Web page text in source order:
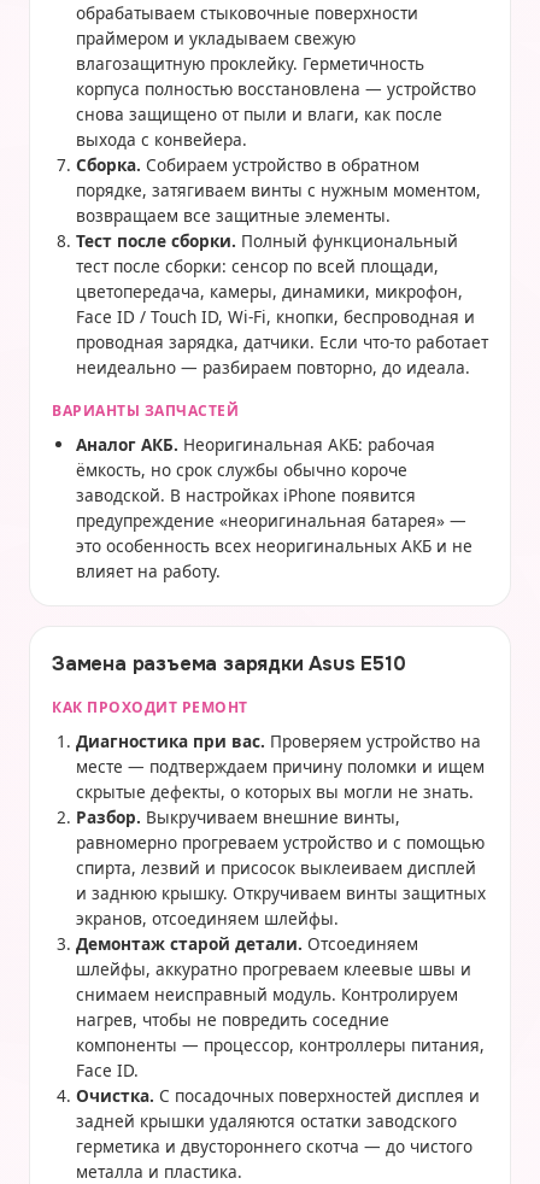
обрабатываем стыковочные поверхности
праймером и укладываем свежую
влагозащитную проклейку. Герметичность
корпуса полностью восстановлена — устройство
снова защищено от пыли и влаги, как после
выхода с конвейера.
Сборка. Собираем устройство в обратном
порядке, затягиваем винты с нужным моментом,
возвращаем все защитные элементы.
Тест после сборки. Полный функциональный
тест после сборки: сенсор по всей площади,
цветопередача, камеры, динамики, микрофон,
Face ID / Touch ID, Wi-Fi, кнопки, беспроводная и
проводная зарядка, датчики. Если что-то работает
неидеально — разбираем повторно, до идеала.
ВАРИАНТЫ ЗАПЧАСТЕЙ
Аналог АКБ. Неоригинальная АКБ: рабочая
ёмкость, но срок службы обычно короче
заводской. В настройках iPhone появится
предупреждение «неоригинальная батарея» —
это особенность всех неоригинальных АКБ и не
влияет на работу.
Замена разъема зарядки Asus E510
КАК ПРОХОДИТ РЕМОНТ
Диагностика при вас. Проверяем устройство на
месте — подтверждаем причину поломки и ищем
скрытые дефекты, о которых вы могли не знать.
Разбор. Выкручиваем внешние винты,
равномерно прогреваем устройство и с помощью
спирта, лезвий и присосок выклеиваем дисплей
и заднюю крышку. Откручиваем винты защитных
экранов, отсоединяем шлейфы.
Демонтаж старой детали. Отсоединяем
шлейфы, аккуратно прогреваем клеевые швы и
снимаем неисправный модуль. Контролируем
нагрев, чтобы не повредить соседние
компоненты — процессор, контроллеры питания,
Face ID.
Очистка. С посадочных поверхностей дисплея и
задней крышки удаляются остатки заводского
герметика и двустороннего скотча — до чистого
металла и пластика.